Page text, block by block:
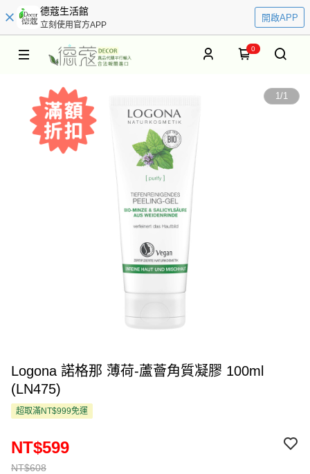
德蔻生活館
立刻使用官方APP
開啟APP
0
1/1
Logona 諾格那 薄荷-蘆薈角質凝膠 100ml
(LN475)
超取滿NT$999免運
NT$608
NT$599